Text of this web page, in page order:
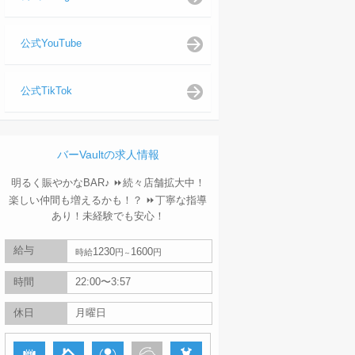
公式YouTube
公式TikTok
バーVaultの求人情報
明るく賑やかなBAR♪ ⏩続々店舗拡大中！
楽しい仲間も増えるかも！？ ⏩丁寧な指導
あり！未経験でも安心！
給与 時給1230円 1600円
時間 22:00〜3:57
休日 月曜日